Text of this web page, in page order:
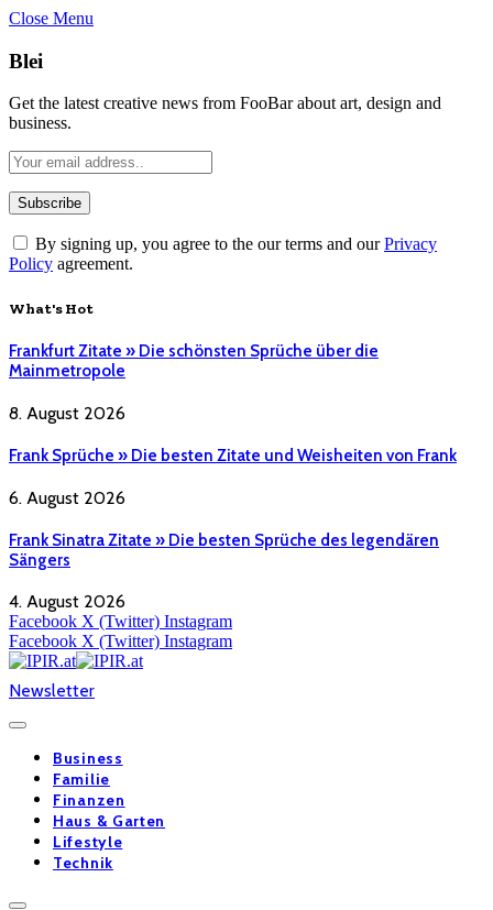
Close Menu
Blei
Get the latest creative news from FooBar about art, design and
business.
By signing up, you agree to the our terms and ourPrivacy
Policy agreement.
What's Hot
Frankfurt Zitate » Die schönsten Sprüche über die
Mainmetropole
8. August 2026
Frank Sprüche » Die besten Zitate und Weisheiten von Frank
6. August 2026
Frank Sinatra Zitate » Die besten Sprüche des legendären
Sängers
4. August 2026
Facebook X (Twitter) Instagram
Facebook X (Twitter) Instagram
Newsletter
Business
Familie
Finanzen
Haus & Garten
Lifestyle
Technik